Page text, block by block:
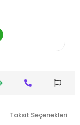
Taksit Seçenekleri